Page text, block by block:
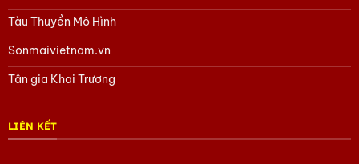
Tham khảo các sản phẩm Tàu thuyền Mô hìnhtại đây
Tham khảo các sản phẩm Quà tặng văn hóa Việt
Hoặc trang Facebook của chúng tôi
Tàu Thuyền Mô Hình
Sonmaivietnam.vn
Tân gia Khai Trương
LIÊN KẾT